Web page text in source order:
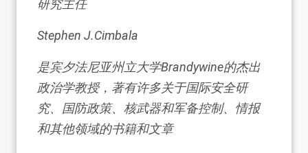
研究主任
Stephen J.Cimbala
是宾夕法尼亚州立大学Brandywine的杰出
政治学教授，著有许多关于国际安全研
究、国防政策、核武器和军备控制、情报
和其他领域的书籍和文章